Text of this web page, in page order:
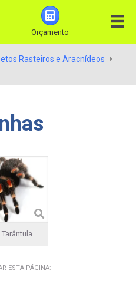
Orçamento
Rasteiros e Aracnídeos
ESTA PÁGINA: